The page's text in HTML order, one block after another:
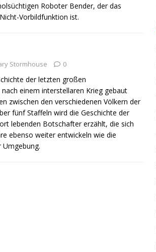
Roboter Bender, der das
Vorbildfunktion ist.
Stormhouse 0
der letzten großen
einem interstellaren Krieg gebaut
zwischen den verschiedenen Völkern der
fünf Staffeln wird die Geschichte der
lebenden Botschafter erzählt, die sich
ebenso weiter entwickeln wie die
Umgebung.